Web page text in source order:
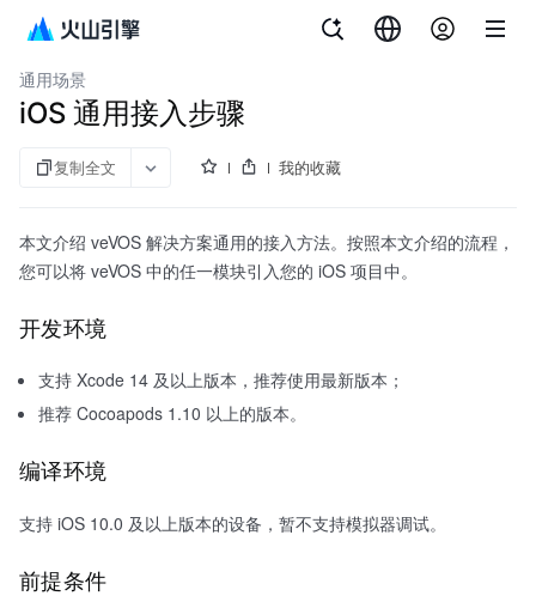
音视频云端一体解决方案
通用场景
iOS 通用接入步骤
复制全文 我的收藏
本文介绍 veVOS 解决方案通用的接入方法。按照本文介绍的流程，
您可以将 veVOS 中的任一模块引入您的 iOS 项目中。
开发环境
支持 Xcode 14 及以上版本，推荐使用最新版本；
推荐 Cocoapods 1.10 以上的版本。
编译环境
支持 iOS 10.0 及以上版本的设备，暂不支持模拟器调试。
前提条件